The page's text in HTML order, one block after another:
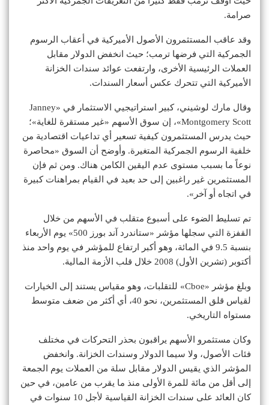
صرامة.
وقد عاقب المستثمرون الأصول الأميركية في أعقاب الرسوم
الجمركية التي فرضها ترمب؛ حيث انخفض الدولار مقابل
العملات الرئيسية الأخرى، وارتفعت عوائد سندات الخزانة
الأميركية التي تتحرك عكس أسعار السندات.
وقال مارك لوشيني، كبير استراتيجيي الاستثمار في «Janney
Montgomery Scott»، إن سوق الأسهم «غير مستقرة للغاية»؛
حيث يدرس المستثمرون كيفية تسعير أي تداعيات اقتصادية من
خلفية الرسوم الجمركية المتغيرة. وأوضح أن السوق «محاصرة
نوعاً ما بسبب مستوى عدم اليقين الكامن هناك. ومن ثم فإن
المستثمرين غير راغبين إلى حد بعيد في القيام بمراهنات كبيرة
في اتجاه أو آخر».
تم تسليط الضوء على أسبوع متقلب في الأسهم من خلال
القفزة التي سجلها مؤشر «ستاندرد آند بورز 500» يوم الأربعاء
بنسبة 9.5 في المائة، وهو أكبر ارتفاع للمؤشر في يوم واحد منذ
أكتوبر (تشرين الأول) 2008 خلال قلب الأزمة المالية.
وبلغ مؤشر «Cboe» للتقلبات، وهو مقياس يستند إلى الخيارات
لقياس قلق المستثمرين، نحو 40، أي أكثر من ضعف متوسط
مستواه التاريخي.
وكان مستثمرو الأسهم يراقبون بحذر التحركات في مختلف
فئات الأصول، ولا سيما الدولار وسندات الخزانة. وانخفض
المؤشر الذي يقيس الدولار مقابل سلة من العملات يوم الجمعة
إلى أقل من مائة للمرة الأولى منذ ما يقرب من عامين، في حين
كان العائد على سندات الخزانة القياسية لأجل 10 سنوات في